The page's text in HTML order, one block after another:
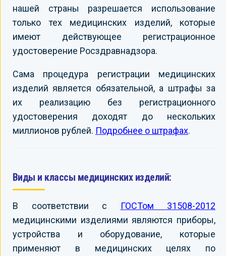
нашей страны разрешается использование
только тех медицинских изделий, которые
имеют действующее регистрационное
удостоверение Росздравнадзора.
Сама процедура регистрации медицинских
изделий является обязательной, а штрафы за
их реализацию без регистрационного
удостоверения доходят до нескольких
миллионов рублей. Подробнее о штрафах.
Виды и классы медицинских изделий:
В соответствии с
ГОСТом 31508-2012
медицинскими изделиями являются приборы,
устройства и оборудование, которые
применяют в медицинских целях по